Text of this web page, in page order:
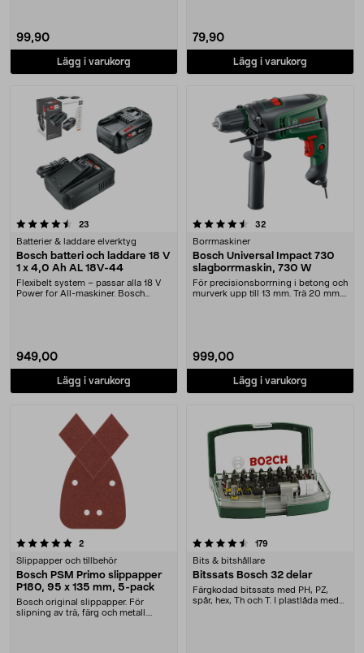
99,90
Lägg i varukorg
79,90
Lägg i varukorg
23
Batterier & laddare elverktyg
Bosch batteri och laddare 18 V
1 x 4,0 Ah AL 18V-44
Flexibelt system – passar alla 18 V
Power for All-maskiner. Bosch
949,00
Lägg i varukorg
4.5 av 5 stjärnor 32recensioner
Borrmaskiner
Bosch Universal Impact 730
slagborrmaskin, 730 W
För precisionsborrning i betong och
murverk upp till 13 mm. Trä 20 mm.
999,00
Lägg i varukorg
2recensioner
Slippapper och tillbehör
Bosch PSM Primo slippapper
P180, 95 x 135 mm, 5-pack
Bosch original slippapper. För
slipning av trä, färg och metall.
4.5 av 5 stjärnor 179
Bits & bitshållare
Bitssats Bosch 32 delar
Färgkodad bitssats med PH, PZ,
spår, hex, Th och T. I plastlåda med